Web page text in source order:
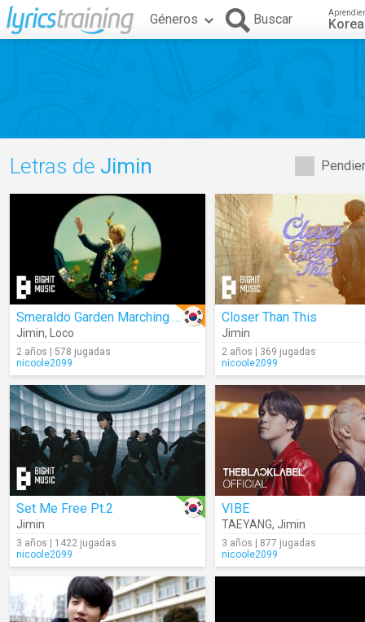
Géneros Buscar
Letras de Jimin
Smeraldo Garden Marching Band
Jimin, Loco
2 años | 578 jugadas
nicoole2099
Closer Than This
Jimin
2 años | 369 jugadas
nicoole2099
Set Me Free Pt.2
Jimin
3 años | 1422 jugadas
nicoole2099
VIBE
TAEYANG, Jimin
3 años | 877 jugadas
nicoole2099